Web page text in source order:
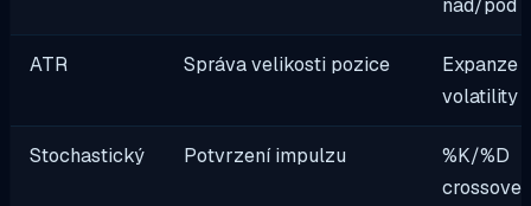
nad/pod
ATR Správa velikosti pozice
Expanze
volatility
Stochastický Potvrzení impulzu
%K/%D